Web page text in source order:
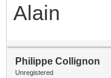
Alain
Philippe Collignon
Unregistered